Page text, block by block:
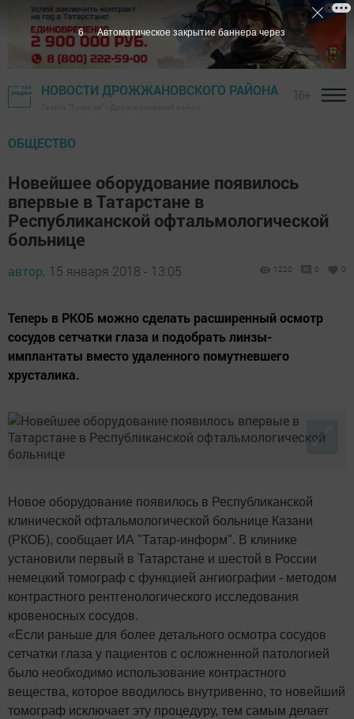
НОВОСТИ ДРОЖЖАНОВСКОГО РАЙОНА
ОБЩЕСТВО
Новейшее оборудование появилось
впервые в Татарстане в
Республиканской офтальмологической
больнице
автор, 15 января 2018 - 13:05 1220 0 0
Теперь в РКОБ можно сделать расширенный осмотр
сосудов сетчатки глаза и подобрать линзы-
имплантаты вместо удаленного помутневшего
хрусталика.
Новое оборудование появилось в Республиканской
клинической офтальмологической больнице Казани
(РКОБ), сообщает ИА "Татар-информ". В клинике
установили первый в Татарстане и шестой в России
немецкий томограф с функцией ангиографии - методом
контрастного рентгенологического исследования
кровеносных сосудов.
«Если раньше для более детального осмотра сосудов
сетчатки глаза у пациентов с осложненной патологией
было необходимо использование контрастного
вещества, которое вводилось внутривенно, то новейший
томограф исключает эту процедуру, тем самым делает
5 Автоматическое закрытие баннера через